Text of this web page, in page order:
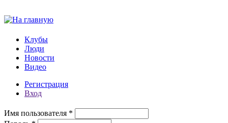
Клубы
Люди
Новости
Видео
Регистрация
Вход
Имя пользователя *